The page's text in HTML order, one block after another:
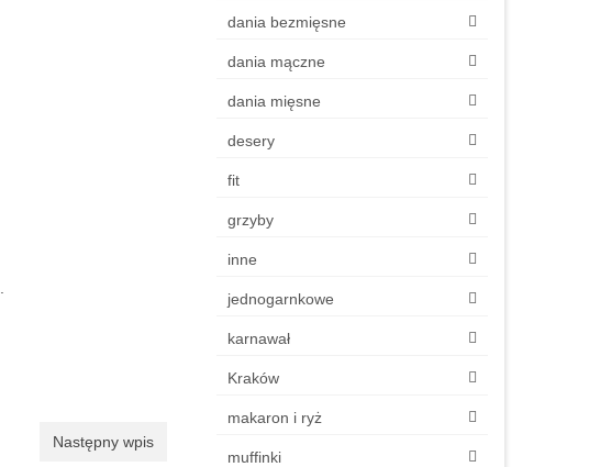
Następny wpis
dania bezmięsne
dania mączne
dania mięsne
desery
fit
grzyby
inne
jednogarnkowe
karnawał
Kraków
makaron i ryż
muffinki